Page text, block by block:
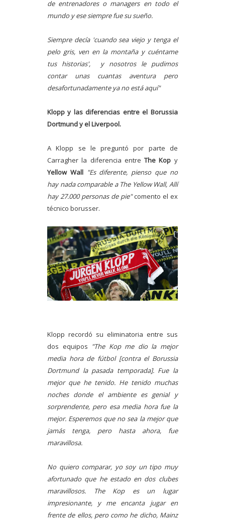
de entrenadores o managers en todo el
mundo y ese siempre fue su sueño.
Siempre decía 'cuando sea viejo y tenga el
pelo gris, ven en la montaña y cuéntame
tus historias', y nosotros le pudimos
contar unas cuantas aventura pero
desafortunadamente ya no está aquí"
Klopp y las diferencias entre el Borussia
Dortmund y el Liverpool.
A Klopp se le preguntó por parte de
Carragher la diferencia entreThe Kop y
Yellow Wall "Es diferente, pienso que no
hay nada comparable a The Yellow Wall, Allí
hay 27.000 personas de pie"comento el ex
técnico borusser.
Klopp recordó su eliminatoria entre sus
dos equipos "The Kop me dio la mejor
media hora de fútbol [contra el Borussia
Dortmund la pasada temporada]. Fue la
mejor que he tenido. He tenido muchas
noches donde el ambiente es genial y
sorprendente, pero esa media hora fue la
mejor. Esperemos que no sea la mejor que
jamás tenga, pero hasta ahora, fue
maravillosa.
No quiero comparar, yo soy un tipo muy
afortunado que he estado en dos clubes
maravillosos. The Kop es un lugar
impresionante, y me encanta jugar en
frente de ellos, pero como he dicho, Mainz